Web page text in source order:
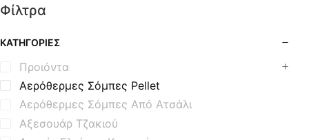
Φίλτρα
ΚΑΤΗΓΟΡΊΕΣ
Προιόντα
Αερόθερμες Σόμπες Pellet
Αερόθερμες Σόμπες Από Ατσάλι
Αξεσουάρ Τζακιού